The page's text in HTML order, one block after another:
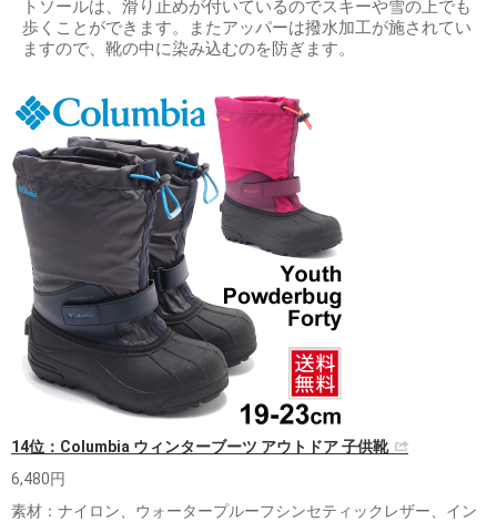
トソールは、滑り止めが付いているのでスキーや雪の上でも
歩くことができます。またアッパーは撥水加工が施されてい
ますので、靴の中に染み込むのを防ぎます。
14位：Columbia ウィンターブーツ アウトドア 子供靴
6,480円
素材：ナイロン、ウォータープルーフシンセティックレザー、イン